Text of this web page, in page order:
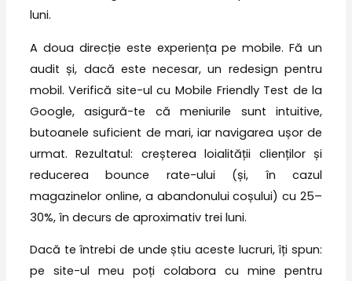
luni.
A doua direcție este experiența pe mobile. Fă un
audit și, dacă este necesar, un redesign pentru
mobil. Verifică site-ul cu Mobile Friendly Test de la
Google, asigură-te că meniurile sunt intuitive,
butoanele suficient de mari, iar navigarea ușor de
urmat. Rezultatul: creșterea loialității clienților și
reducerea bounce rate-ului (și, în cazul
magazinelor online, a abandonului coșului) cu 25–
30%, în decurs de aproximativ trei luni.
Dacă te întrebi de unde știu aceste lucruri, îți spun:
pe site-ul meu poți colabora cu mine pentru